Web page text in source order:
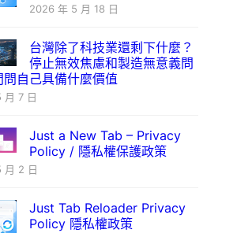
2026 年 5 月 18 日
台灣除了科技業還剩下什麼？
停止無效焦慮和製造無意義問
問自己具備什麼價值
月 7 日
Just a New Tab – Privacy
Policy / 隱私權保護政策
月 2 日
Just Tab Reloader Privacy
Policy 隱私權政策